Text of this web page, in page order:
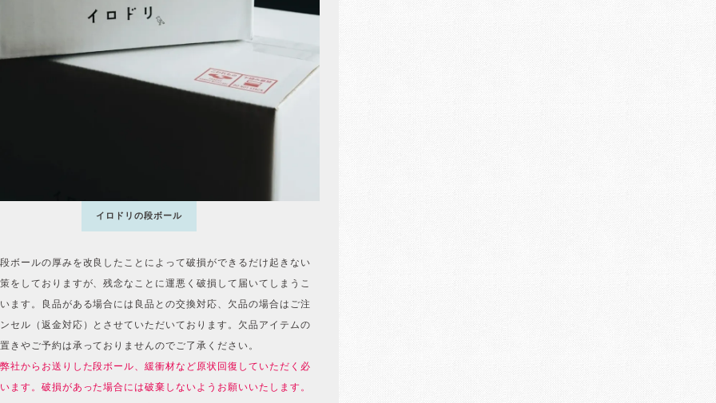
イロドリの段ボール
ボールの厚みを改良したことによって破損ができるだけ起きない
をしておりますが、残念なことに運悪く破損して届いてしまうこ
ます。良品がある場合には良品との交換対応、欠品の場合はご注
セル（返金対応）とさせていただいております。欠品アイテムの
きやご予約は承っておりませんのでご了承ください。
社からお送りした段ボール、緩衝材など原状回復していただく必
ます。破損があった場合には破棄しないようお願いいたします。